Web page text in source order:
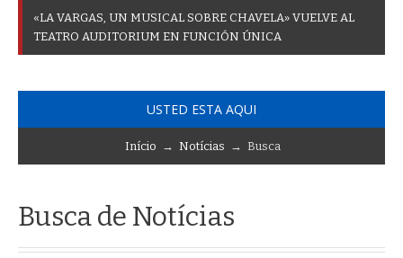
«LA VARGAS UN MUSICAL SOBRE CHAVELA» VUELVE AL
TEATRO AUDITORIUM EN FUNCIÓN ÚNICA
USTED ESTA AQUI
Início → Notícias → Busca
Busca de Notícias